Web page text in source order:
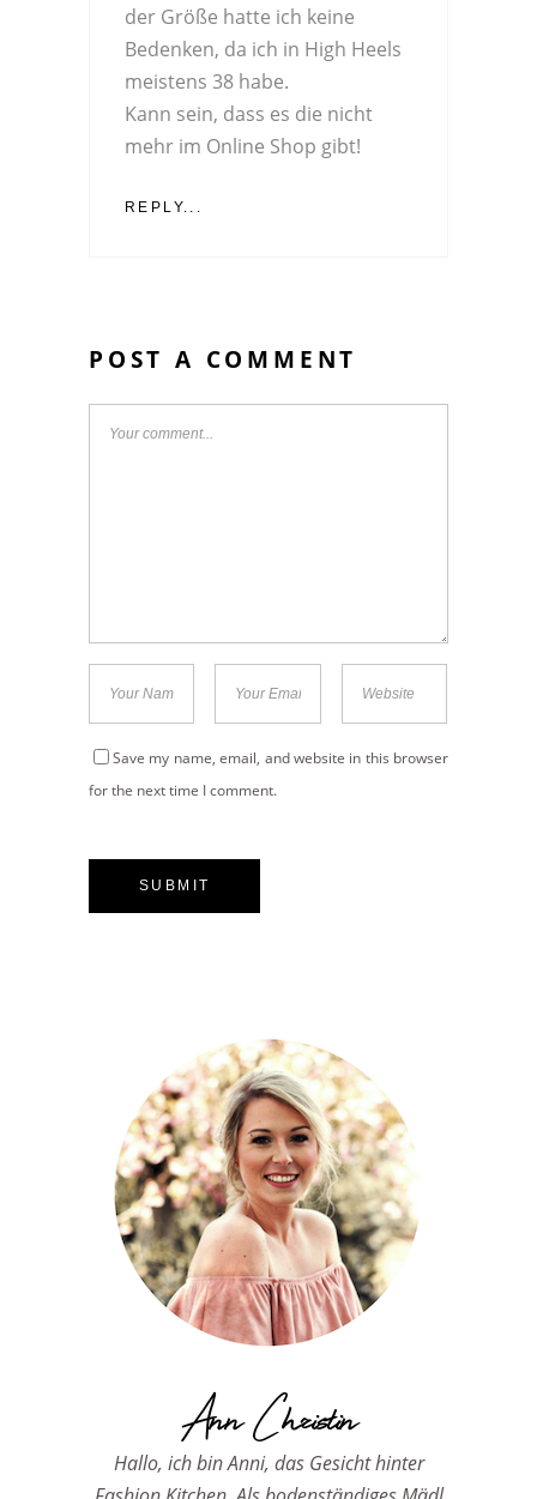
der Größe hatte ich keine
Bedenken, da ich in High Heels
meistens 38 habe.
Kann sein, dass es die nicht
mehr im Online Shop gibt!
REPLY...
POST A COMMENT
Save my name, email, and website in this browser
for the next time I comment.
Ann Christin
Hallo, ich bin Anni, das Gesicht hinter